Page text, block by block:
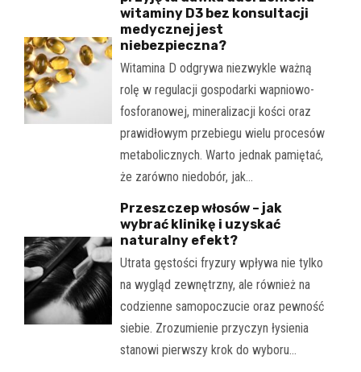
witaminy D3 bez konsultacji
medycznej jest
niebezpieczna?
Witamina D odgrywa niezwykle ważną
rolę w regulacji gospodarki wapniowo-
fosforanowej, mineralizacji kości oraz
prawidłowym przebiegu wielu procesów
metabolicznych. Warto jednak pamiętać,
że zarówno niedobór, jak…
Przeszczep włosów – jak
wybrać klinikę i uzyskać
naturalny efekt?
Utrata gęstości fryzury wpływa nie tylko
na wygląd zewnętrzny, ale również na
codzienne samopoczucie oraz pewność
siebie. Zrozumienie przyczyn łysienia
stanowi pierwszy krok do wyboru…